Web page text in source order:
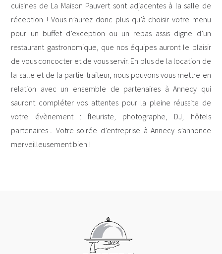
cuisines de La Maison Pauvert sont adjacentes à la salle de
réception ! Vous n’aurez donc plus qu’à choisir votre menu
pour un buffet d’exception ou un repas assis digne d’un
restaurant gastronomique, que nos équipes auront le plaisir
de vous concocter et de vous servir. En plus de la location de
la salle et de la partie traiteur, nous pouvons vous mettre en
relation avec un ensemble de partenaires à Annecy qui
sauront compléter vos attentes pour la pleine réussite de
votre évènement : fleuriste, photographe, DJ, hôtels
partenaires... Votre soirée d’entreprise à Annecy s’annonce
merveilleusement bien !